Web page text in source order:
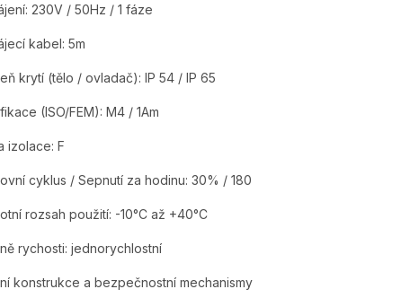
230V / 50Hz / 1 fáze
kabel: 5m
krytí (tělo / ovladač): IP 54 / IP 65
(ISO/FEM): M4 / 1Am
izolace: F
cyklus / Sepnutí za hodinu: 30% / 180
rozsah použití: -10°C až +40°C
rychosti: jednorychlostní
konstrukce a bezpečnostní mechanismy